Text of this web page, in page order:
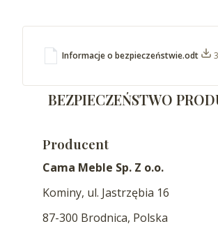
Informacje o bezpieczeństwie.odt
BEZPIECZEŃSTWO
Producent
Cama Meble Sp. Z o.o.
Kominy, ul. Jastrzębia 16
87-300 Brodnica, Polska